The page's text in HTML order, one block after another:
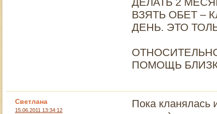
ВЗЯТЬ ОБЕТ –
ДЕНЬ. ЭТО
ПОМОЩЬ
Светлана
15.06.2011 13:34:12
Пока кланялась